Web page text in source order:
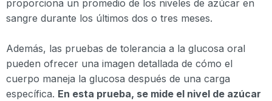
proporciona un promedio de los niveles de azúcar en
sangre durante los últimos dos o tres meses.
Además, las pruebas de tolerancia a la glucosa oral
pueden ofrecer una imagen detallada de cómo el
cuerpo maneja la glucosa después de una carga
específica. En esta prueba, se mide el nivel de azúcar